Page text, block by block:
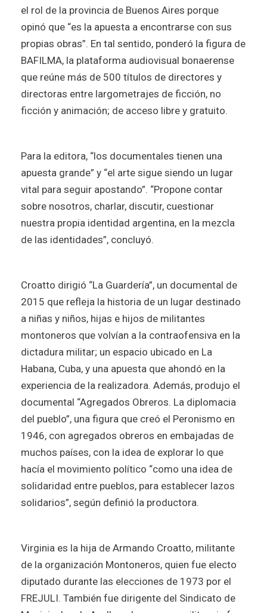
el rol de la provincia de Buenos Aires porque
opinó que “es la apuesta a encontrarse con sus
propias obras”. En tal sentido, ponderó la figura de
BAFILMA, la plataforma audiovisual bonaerense
que reúne más de 500 títulos de directores y
directoras entre largometrajes de ficción, no
ficción y animación; de acceso libre y gratuito.
Para la editora, “los documentales tienen una
apuesta grande” y “el arte sigue siendo un lugar
vital para seguir apostando”. “Propone contar
sobre nosotros, charlar, discutir, cuestionar
nuestra propia identidad argentina, en la mezcla
de las identidades”, concluyó.
Croatto dirigió “La Guardería”, un documental de
2015 que refleja la historia de un lugar destinado
a niñas y niños, hijas e hijos de militantes
montoneros que volvían a la contraofensiva en la
dictadura militar; un espacio ubicado en La
Habana, Cuba, y una apuesta que ahondó en la
experiencia de la realizadora. Además, produjo el
documental “Agregados Obreros. La diplomacia
del pueblo”, una figura que creó el Peronismo en
1946, con agregados obreros en embajadas de
muchos países, con la idea de explorar lo que
hacía el movimiento político “como una idea de
solidaridad entre pueblos, para establecer lazos
solidarios”, según definió la productora.
Virginia es la hija de Armando Croatto, militante
de la organización Montoneros, quien fue electo
diputado durante las elecciones de 1973 por el
FREJULI. También fue dirigente del Sindicato de